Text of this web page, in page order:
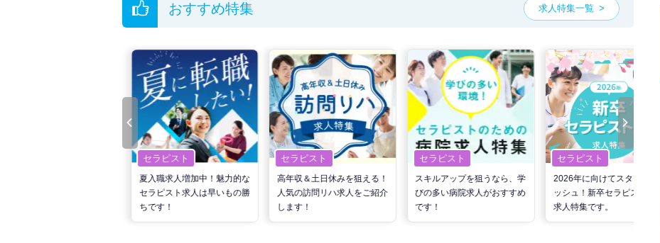
おすすめ特集 求人特集一覧
セラピスト
夏入職求人増加中！魅力的な
セラピスト求人は早いもの勝
ちです！
セラピスト
高年収＆土日休みを狙える！
人気の訪問リハ求人をご紹介
します！
セラピスト
スキルアップを狙うなら、学
びの多い病院求人がおすすめ
です！
セラピスト
2026年に向けてスタートダ
ッシュ！新卒セラピスト向け
求人特集です。